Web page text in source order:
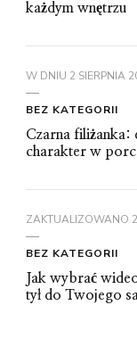
każdym wnętrzu
W DNIU 2 SIERPNIA
BEZ KATEGORII
Czarna filiżanka:
charakter w
ZAKTUALIZOWANO
BEZ KATEGORII
Jak wybrać
tył do Twojego